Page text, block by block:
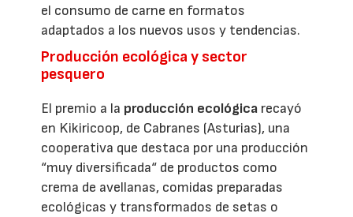
el consumo de carne en formatos
adaptados a los nuevos usos y tendencias.
Producción ecológica y sector
pesquero
El premio a la producción ecológica recayó
en Kikiricoop, de Cabranes (Asturias), una
cooperativa que destaca por una producción
“muy diversificada“ de productos como
crema de avellanas, comidas preparadas
ecológicas y transformados de setas o